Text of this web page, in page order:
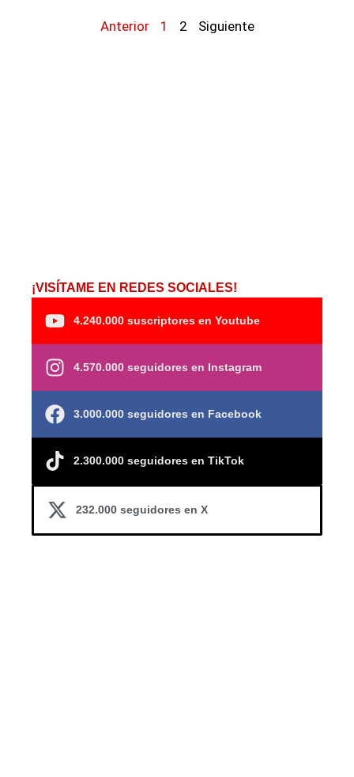
Anterior 1 2 Siguiente
¡VISÍTAME EN REDES SOCIALES!
4.240.000 suscriptores en Youtube
4.570.000 seguidores en Instagram
3.000.000 seguidores en Facebook
2.300.000 seguidores en TikTok
232.000 seguidores en X